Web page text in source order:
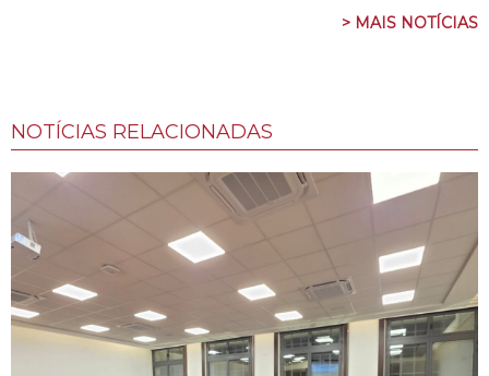
> MAIS NOTÍCIAS
NOTÍCIAS RELACIONADAS